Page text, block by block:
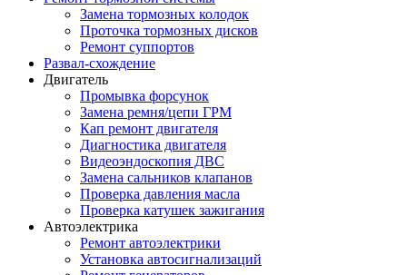
Замена тормозных колодок
Проточка тормозных дисков
Ремонт суппортов
Развал-схождение
Двигатель
Промывка форсунок
Замена ремня/цепи ГРМ
Кап ремонт двигателя
Диагностика двигателя
Видеоэндоскопия ДВС
Замена сальников клапанов
Проверка давления масла
Проверка катушек зажигания
Автоэлектрика
Ремонт автоэлектрики
Установка автосигнализаций